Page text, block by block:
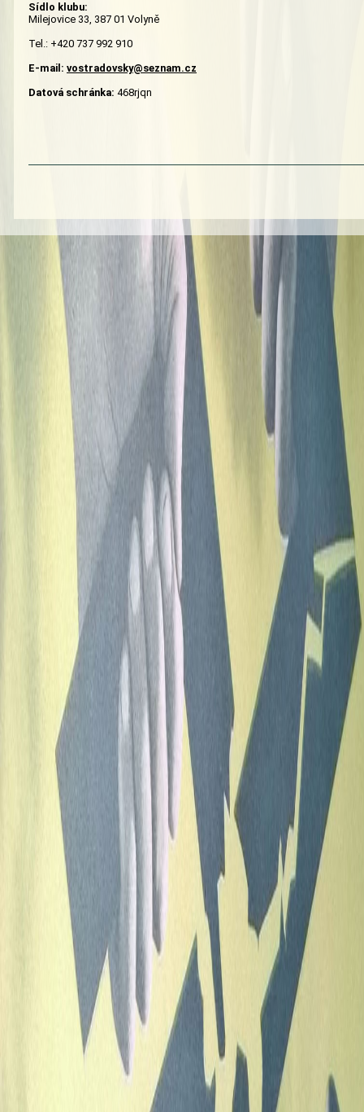
Sídlo klubu:
Milejovice 33, 387 01 Volyně
Tel.: +420 737 992 910
E-mail: vostradovsky@seznam.cz
Datová schránka: 468rjqn